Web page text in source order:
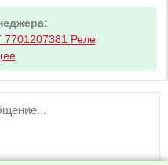
7701207381 Реле
временно отключена!